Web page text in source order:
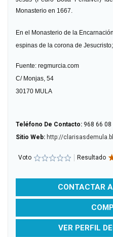
Monasterio en 1667.
En el Monasterio de la
espinas de la corona de
Fuente: regmurcia.com
C/ Monjas, 54
30170 MULA
Teléfono De Contacto: 968 66 08
Sitio Web: http://
Voto Resultado
CONTACTAR
VER PERFIL